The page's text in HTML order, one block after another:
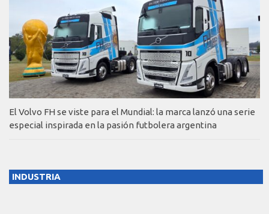
El Volvo FH se viste para el Mundial: la marca lanzó una serie
especial inspirada en la pasión futbolera argentina
INDUSTRIA